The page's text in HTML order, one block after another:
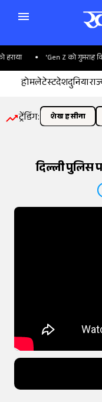
Z को गुमराह किया गया...', धर्मेंद्र
होमलेटेस्टदेशदुनिया
ट्रेंडिंग: शेख हसीना
दिल्ली पुलिस